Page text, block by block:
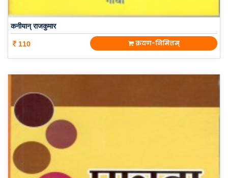
कनीयान् राजकुमार
110 क्रयण-निमित्तम्